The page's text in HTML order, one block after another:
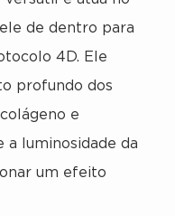
de dentro para
4D. Ele
profundo dos
e
a luminosidade da
um efeito